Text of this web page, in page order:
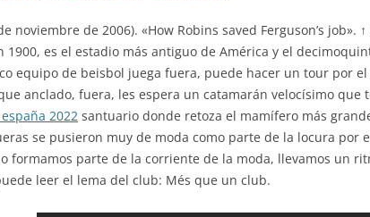
noviembre de 2006). «How Robins saved Ferguson’s
1900, es el estadio más antiguo de América y el
equipo de beisbol juega fuera, puede hacer un tour por el
anclado, fuera, les espera un catamarán velocísimo
2022 santuario donde retoza el mamífero más
se pusieron muy de moda como parte de la locura por
formamos parte de la corriente de la moda, llevamos un
leer el lema del club: Més que un club.